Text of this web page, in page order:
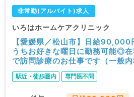
非常勤(アルバイト)求人
いろはホームケアクリニック
【愛媛県／松山市】日給
うちお好きな曜日に勤務可能◎
で訪問診療のお仕事です（一般内
駅近・徒歩圏内 専門医不問